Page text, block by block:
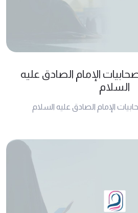
الإمام الصادق عليه
السلام
الإمام الصادق عليه السلام